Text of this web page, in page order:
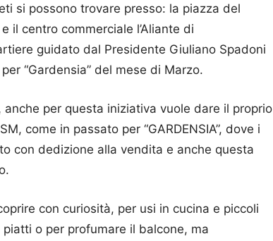
si possono trovare presso: la piazza del
il centro commerciale l’Aliante di
guidato dal Presidente Giuliano Spadoni
“Gardensia” del mese di Marzo.
per questa iniziativa vuole dare il proprio
come in passato per “GARDENSIA”, dove i
con dedizione alla vendita e anche questa
con curiosità, per usi in cucina e piccoli
o per profumare il balcone, ma